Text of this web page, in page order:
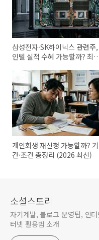
삼성전자·SK하이닉스 관련주,
인텔 실적 수혜 가능할까? 최
개인회생 재신청 가능할까? 기
간·조건 총정리 (2026 최신)
소셜스토리
자기계발, 블로그 운영팁, 인
터넷 활용법 소개